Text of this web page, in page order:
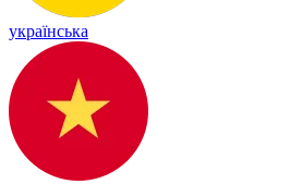
українська